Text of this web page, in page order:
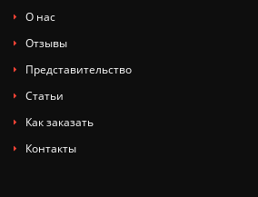
О нас
Отзывы
Представительство
Статьи
Как заказать
Контакты